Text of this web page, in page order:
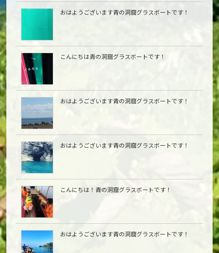
おはようございます青の洞窟グラスボートです！
こんにちは青の洞窟グラスボートです！
おはようございます青の洞窟グラスボートです！
おはようございます青の洞窟グラスボートです！
こんにちは︎！青の洞窟グラスボートです！
おはようございます青の洞窟グラスボートです！